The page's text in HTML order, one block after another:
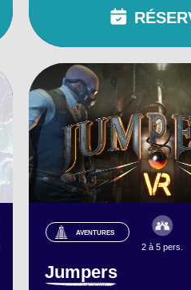
AVENTURES
2 à 5 pers.
Jumpers